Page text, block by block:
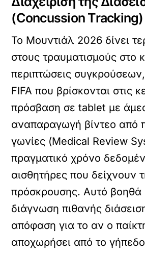
(Concussion Tracking)
Το Μουντιάλ 2026 δίνει
στους τραυματισμούς στο
περιπτώσεις συγκρούσεων,
FIFA που βρίσκονται στις
πρόσβαση σεtablet με
αναπαραγωγή βίντεο από
γωνίες (Medical Review
πραγματικό χρόνο
αισθητήρες που δείχνουν
πρόσκρουσης. Αυτό βοηθά
διάγνωση πιθανής
απόφαση για το αν ο
αποχωρήσει από το